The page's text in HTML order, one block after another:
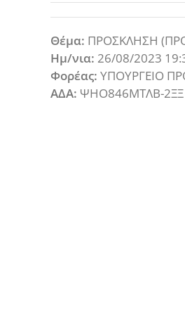
Θέμα: ΠΡΟΣΚΛΗΣΗ
Ημ/νια: 26/08/2023
Φορέας: ΥΠΟΥΡΓΕΙΟ
ΑΔΑ: ΨΗΟ846ΜΤΛΒ-2ΞΞ